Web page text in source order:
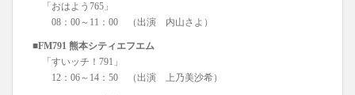
「おはよう765」
08：00～11：00 （出演 内山さよ）
■FM791 熊本シティエフエム
「すいッチ！791」
12：06～14：50 （出演 上乃美沙希）